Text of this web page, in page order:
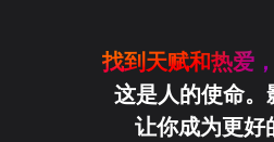
找到天赋和热爱
这是人的使命。
让你成为更好